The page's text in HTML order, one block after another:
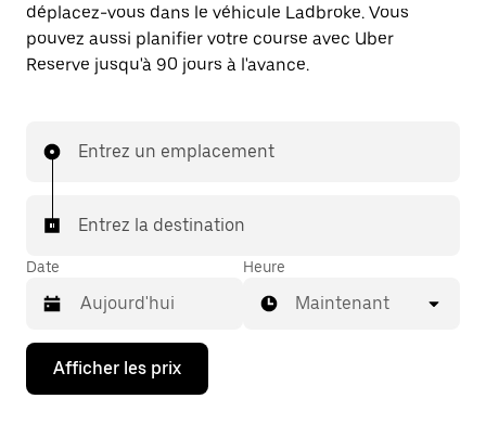
déplacez-vous dans le véhicule Ladbroke. Vous
pouvez aussi planifier votre course avec Uber
Reserve jusqu'à 90 jours à l'avance.
Entrez un emplacement
Entrez la destination
Date
Appuyez
la
Heure
Maintenant
Afficher les prix